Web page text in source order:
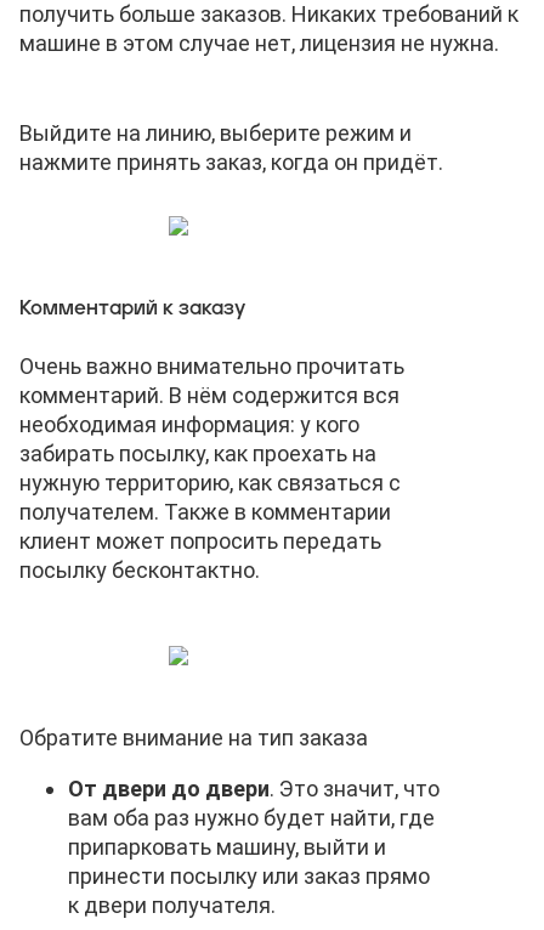
получить больше заказов. Никаких требований к
машине в этом случае нет, лицензия не нужна.
Выйдите на линию, выберите режим и
нажмите принять заказ, когда он придёт.
Комментарий к заказу
Очень важно внимательно прочитать
комментарий. В нём содержится вся
необходимая информация: у кого
забирать посылку, как проехать на
нужную территорию, как связаться с
получателем. Также в комментарии
клиент может попросить передать
посылку бесконтактно.
Обратите внимание на тип заказа
От двери до двери. Это значит, что
вам оба раз нужно будет найти, где
припарковать машину, выйти и
принести посылку или заказ прямо
к двери получателя.